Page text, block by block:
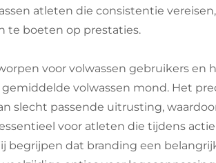
atleten die consistentie
te boeten op prestaties.
voor volwassen gebruikers en
volwassen mond. Het
slecht passende uitrusting,
voor atleten die tijdens
begrijpen dat branding een